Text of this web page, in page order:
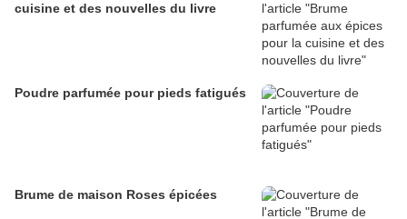
cuisine et des nouvelles du livre
Poudre parfumée pour pieds fatigués
Brume de maison Roses épicées